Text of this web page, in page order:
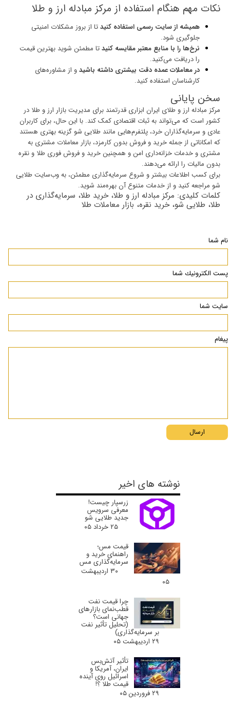
نکات مهم هنگام استفاده از مرکز مبادله ارز و طلا
همیشه از سایت رسمی استفاده کنیدتا از بروز مشکلات امنیتی
جلوگیری شود.
نرخ‌ها را با منابع معتبر مقایسه کنیدتا مطمئن شوید بهترین قیمت
را دریافت می‌کنید.
در معاملات عمده دقت بیشتری داشته باشیدو از مشاوره‌های
کارشناسان استفاده کنید.
سخن پایانی
مرکز مبادله ارز و طلای ایران ابزاری قدرتمند برای مدیریت بازار ارز و طلا در
کشور است که می‌تواند به ثبات اقتصادی کمک کند. با این حال، برای کاربران
عادی و سرمایه‌گذاران خرد، پلتفرم‌هایی مانند طلایی شو گزینه بهتری هستند
که امکاناتی از جمله خرید و فروش بدون کارمزد، بازار معاملات مشتری به
مشتری و خدمات خزانه‌داری امن و همچنین خرید و فروش فوری طلا و نقره
بدون مالیات را ارائه می‌دهند.
برای کسب اطلاعات بیشتر و شروع سرمایه‌گذاری مطمئن، به وب‌سایت طلایی
شو مراجعه کنید و از خدمات متنوع آن بهره‌مند شوید.
کلمات کلیدی: مرکز مبادله ارز و طلا، خرید طلا، سرمایه‌گذاری در
طلا، طلایی شو، خرید نقره، بازار معاملات طلا
نام شما
پست الكترونيك شما
سایت شما
پیغام
ارسال
نوشته های اخیر
زرسپار چیست!
معرفی سرویس
جدید طلایی شو
۲۵ خرداد ۰۵
قیمت مس؛
راهنمای خرید و
سرمایه‌گذاری مس
۳۰ اردیبهشت
۰۵
چرا قیمت نفت
قطب‌نمای بازارهای
جهانی است؟
(تحلیل تأثیر نفت
بر سرمایه‌گذاری)
۲۹ اردیبهشت ۰۵
تأثیر آتش‌بس
ایران، آمریکا و
اسرائیل روی آینده
قیمت طلا ؟!
۲۹ فروردین ۰۵